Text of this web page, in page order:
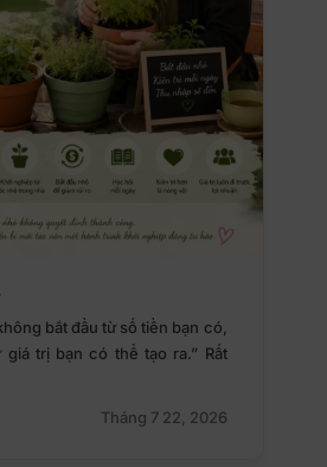
bắt đầu từ số tiền bạn có,
giá trị bạn có thể tạo ra.” Rất
Tháng 7 22, 2026